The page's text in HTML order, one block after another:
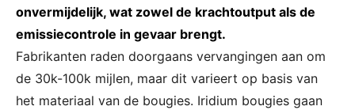
onvermijdelijk, wat zowel de krachtoutput als de
emissiecontrole in gevaar brengt.
Fabrikanten raden doorgaans vervangingen aan om
de 30k-100k mijlen, maar dit varieert op basis van
het materiaal van de bougies. Iridium bougies gaan